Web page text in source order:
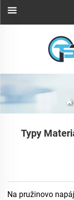
Typy
Na pružinovo